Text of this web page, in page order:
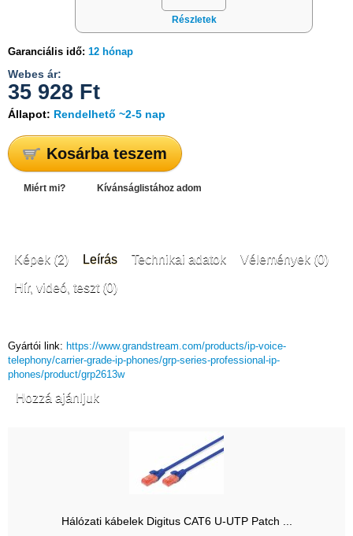
Részletek
Garanciális idő: 12 hónap
Webes ár:
35 928 Ft
Állapot: Rendelhető ~2-5 nap
Kosárba teszem
Miért mi? Kívánságlistához adom
Képek (2) Leírás Technikai adatok Vélemények (0)
Hír, videó, teszt (0)
Gyártói link: https://www.grandstream.com/products/ip-voice-
telephony/carrier-grade-ip-phones/grp-series-professional-ip-
phones/product/grp2613w
Hozzá ajánljuk
Hálózati kábelek Digitus CAT6 U-UTP Patch ...